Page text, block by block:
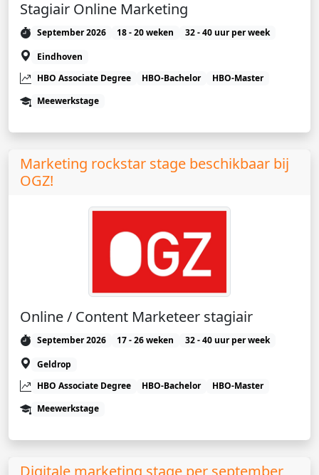
Stagiair Online Marketing
September 2026 18 - 20 weken
32 - 40 uur per week
Eindhoven
HBO Associate Degree
HBO-Bachelor
HBO-Master
Meewerkstage
Marketing rockstar stage beschikbaar bij
OGZ!
Online / Content Marketeer stagiair
September 2026 17 - 26 weken
32 - 40 uur per week
Geldrop
HBO Associate Degree
HBO-Bachelor
HBO-Master
Meewerkstage